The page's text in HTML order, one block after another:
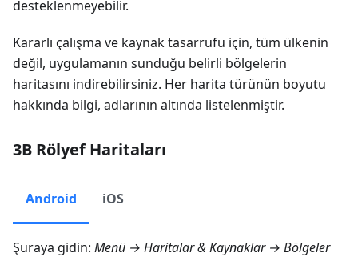
desteklenmeyebilir.
Kararlı çalışma ve kaynak tasarrufu için, tüm ülkenin
değil, uygulamanın sunduğu belirli bölgelerin
haritasını indirebilirsiniz. Her harita türünün boyutu
hakkında bilgi, adlarının altında listelenmiştir.
3B Rölyef Haritaları
Android iOS
Şuraya gidin: Menü → Haritalar & Kaynaklar → Bölgeler